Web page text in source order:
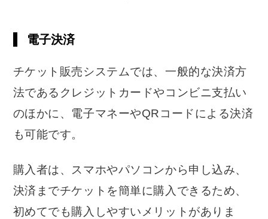
電子決済
チケット販売システムでは、一般的な決済方
法であるクレジットカードやコンビニ支払い
のほかに、電子マネーやQRコードによる決済
も可能です。
購入者は、スマホやパソコンから申し込み、
決済までチケットを簡単に購入できるため、
初めてでも購入しやすいメリットがありま